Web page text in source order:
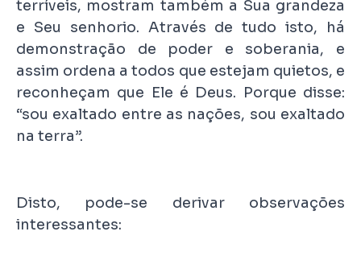
terríveis, mostram também a Sua grandeza
e Seu senhorio. Através de tudo isto, há
demonstração de poder e soberania, e
assim ordena a todos que estejam quietos, e
reconheçam que Ele é Deus. Porque disse:
“sou exaltado entre as nações, sou exaltado
na terra”.
Disto, pode-se derivar observações
interessantes: